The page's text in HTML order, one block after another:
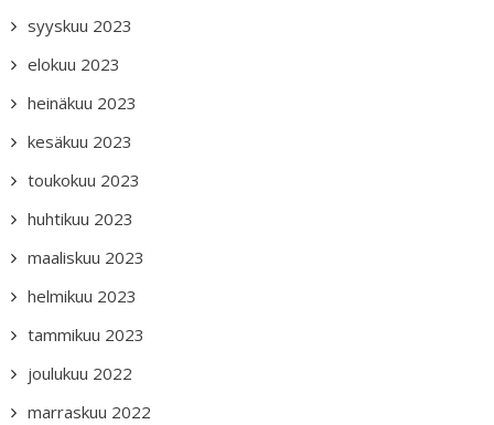
syyskuu 2023
elokuu 2023
heinäkuu 2023
kesäkuu 2023
toukokuu 2023
huhtikuu 2023
maaliskuu 2023
helmikuu 2023
tammikuu 2023
joulukuu 2022
marraskuu 2022